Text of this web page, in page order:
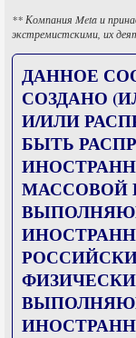
** Компания Meta и
экстремистскими, их
ДАННОЕ
СОЗДАНО
И/ИЛИ
БЫТЬ
МАССОВОЙ